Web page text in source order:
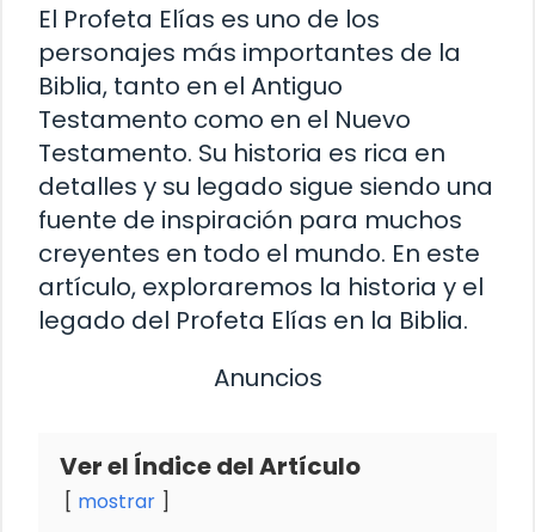
El Profeta Elías es uno de los
personajes más importantes de la
Biblia, tanto en el Antiguo
Testamento como en el Nuevo
Testamento. Su historia es rica en
detalles y su legado sigue siendo una
fuente de inspiración para muchos
creyentes en todo el mundo. En este
artículo, exploraremos la historia y el
legado del Profeta Elías en la Biblia.
Anuncios
Ver el Índice del Artículo
mostrar